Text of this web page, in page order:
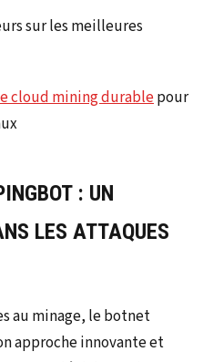
sur les meilleures
cloud mining durablepour
: UN
LES ATTAQUES
au minage, le botnet
approche innovante et